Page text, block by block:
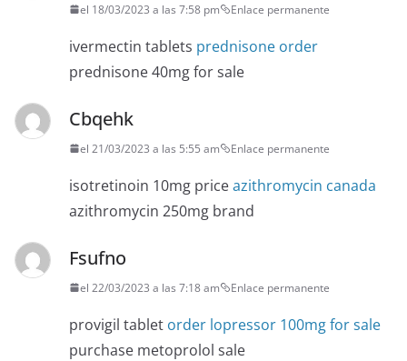
el 18/03/2023 a las 7:58 pm Enlace permanente
ivermectin tablets prednisone order
prednisone 40mg for sale
Cbqehk
el 21/03/2023 a las 5:55 am Enlace permanente
isotretinoin 10mg priceazithromycin canada
azithromycin 250mg brand
Fsufno
el 22/03/2023 a las 7:18 am Enlace permanente
provigil tablet order lopressor 100mg for sale
purchase metoprolol sale